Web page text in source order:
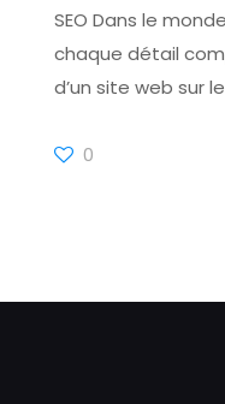
SEO Dans le
chaque détail
d’un site web sur
0